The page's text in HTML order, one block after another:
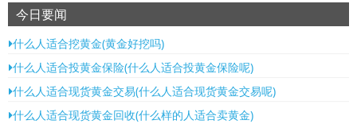
今日要闻
什么人适合挖黄金(黄金好挖吗)
什么人适合投黄金保险(什么人适合投黄金保险呢)
什么人适合现货黄金交易(什么人适合现货黄金交易呢)
什么人适合现货黄金回收(什么样的人适合卖黄金)